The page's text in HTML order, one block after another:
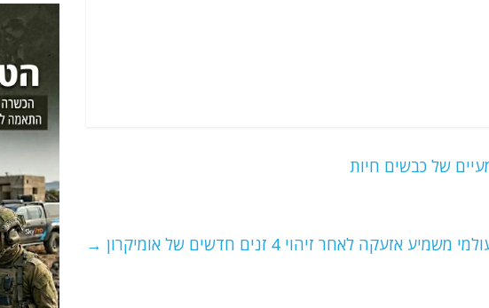
של כבשים חיות
אזעקה לאחר זיהוי 4 זנים חדשים של אומיקרון →